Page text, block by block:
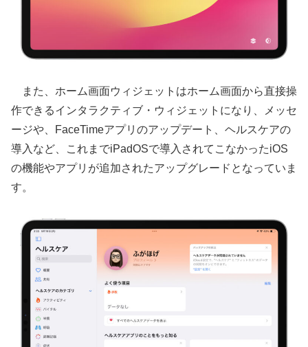
また、ホーム画面ウィジェットはホーム画面から直接操
作できるインタラクティブ・ウィジェットになり、メッセ
ージや、FaceTimeアプリのアップデート、ヘルスケアの
導入など、これまでiPadOSで導入されてこなかったiOS
の機能やアプリが追加されたアップグレードとなっていま
す。